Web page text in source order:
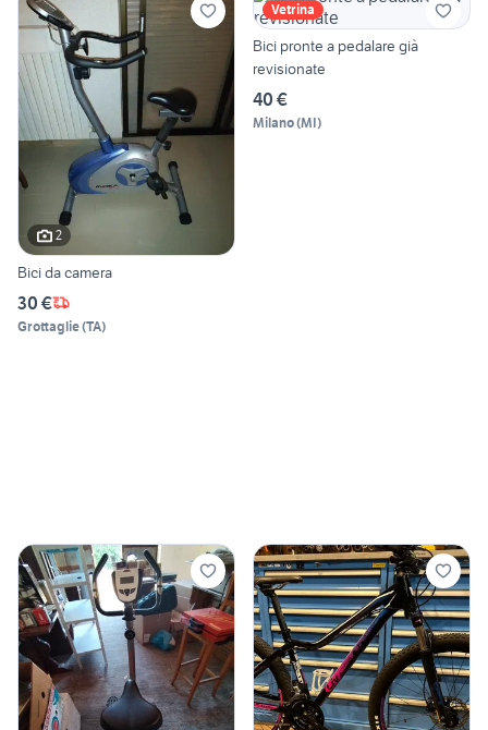
2
Bici da camera
30 €
Grottaglie(TA)
Vetrina
Bici pronte a pedalare già
revisionate
40 €
Milano(MI)